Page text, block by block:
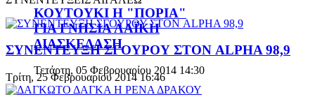
ΚΟΥΤΟΥΚΙ Η "ΠΟΡΙΑ"
ΓΙΑ ΓΝΗΣΙΑ ΛΑΪΚΗ
ΔΙΑΣΚΕΔΑΣΗ
Τετάρτη, 05 Φεβρουαρίου 2014 14:30
ΣΥΝΕΝΤΕΥΞΗ ΣΓΟΥΡΟΥ ΣΤΟΝ ALPHA 98,9
Τρίτη, 25 Φεβρουαρίου 2014 16:46